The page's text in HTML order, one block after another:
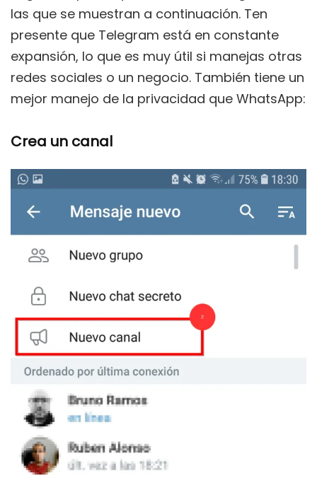
las que se muestran a continuación. Ten
presente que Telegram está en constante
expansión, lo que es muy útil si manejas otras
redes sociales o un negocio. También tiene un
mejor manejo de la privacidad que WhatsApp:
Crea un canal